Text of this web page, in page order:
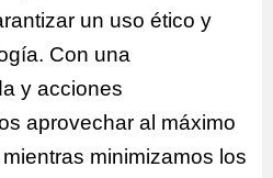
un uso ético y
Con una
y acciones
aprovechar al máximo
minimizamos los